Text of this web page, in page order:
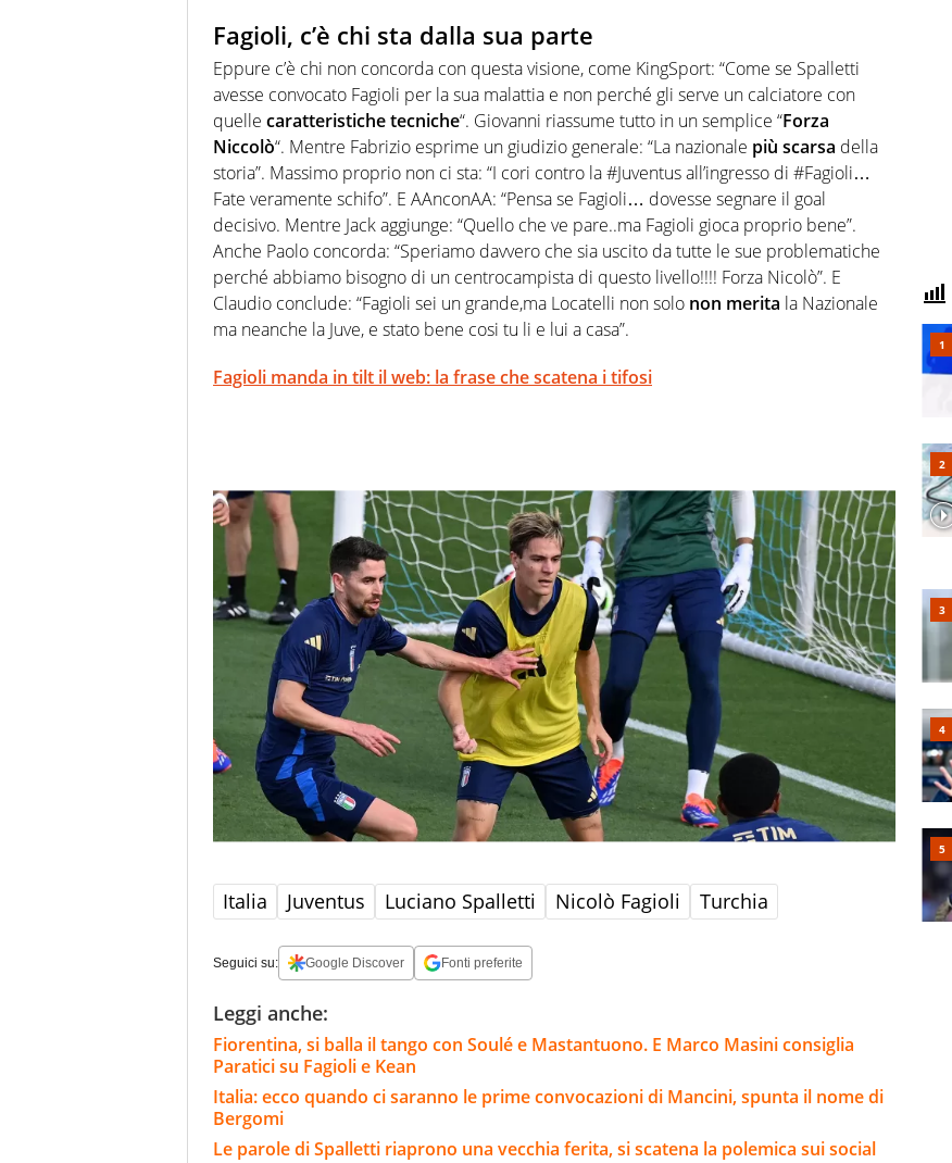
Fagioli, c’è chi sta dalla sua parte
Eppure c’è chi non concorda con questa visione, come KingSport: “Come se Spalletti
avesse convocato Fagioli per la sua malattia e non perché gli serve un calciatore con
quelle caratteristiche tecniche“. Giovanni riassume tutto in un semplice “Forza
Niccolò“. Mentre Fabrizio esprime un giudizio generale: “La nazionale più scarsa della
storia”. Massimo proprio non ci sta: “I cori contro la #Juventus all’ingresso di #Fagioli…
Fate veramente schifo”. E AAnconAA: “Pensa se Fagioli… dovesse segnare il goal
decisivo. Mentre Jack aggiunge: “Quello che ve pare..ma Fagioli gioca proprio bene”.
Anche Paolo concorda: “Speriamo davvero che sia uscito da tutte le sue problematiche
perché abbiamo bisogno di un centrocampista di questo livello!!!! Forza Nicolò”. E
Claudio conclude: “Fagioli sei un grande,ma Locatelli non solo non merita la Nazionale
ma neanche la Juve, e stato bene cosi tu li e lui a casa”.
Fagioli manda in tilt il web: la frase che scatena i tifosi
Italia Juventus Luciano Spalletti Nicolò Fagioli Turchia
Seguici su: Google Discover Fonti preferite
Leggi anche:
Fiorentina, si balla il tango con Soulé e Mastantuono. E Marco Masini consiglia
Paratici su Fagioli e Kean
Italia: ecco quando ci saranno le prime convocazioni di Mancini, spunta il nome di
Bergomi
Le parole di Spalletti riaprono una vecchia ferita, si scatena la polemica sui social